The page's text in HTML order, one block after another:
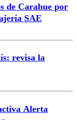
de Carahue por
SAE
revisa la
Alerta